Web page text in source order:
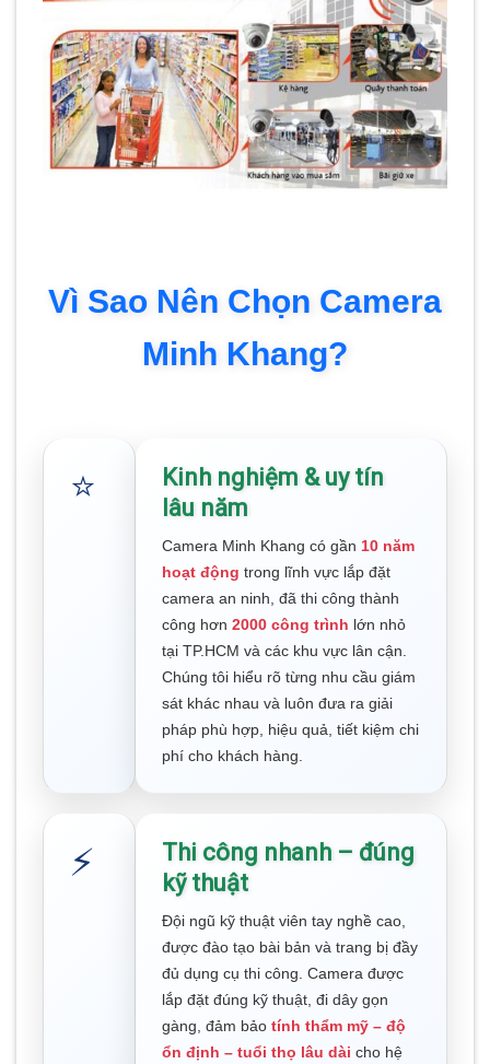
Vì Sao Nên Chọn Camera
Minh Khang?
⭐
Kinh nghiệm & uy tín
lâu năm
Camera Minh Khang có gần 10 năm
hoạt động trong lĩnh vực lắp đặt
camera an ninh, đã thi công thành
công hơn 2000 công trình lớn nhỏ
tại TP.HCM và các khu vực lân cận.
Chúng tôi hiểu rõ từng nhu cầu giám
sát khác nhau và luôn đưa ra giải
pháp phù hợp, hiệu quả, tiết kiệm chi
phí cho khách hàng.
⚡
Thi công nhanh – đúng
kỹ thuật
Đội ngũ kỹ thuật viên tay nghề cao,
được đào tạo bài bản và trang bị đầy
đủ dụng cụ thi công. Camera được
lắp đặt đúng kỹ thuật, đi dây gọn
gàng, đảm bảo tính thẩm mỹ – độ
ổn định – tuổi thọ lâu dài cho hệ